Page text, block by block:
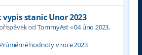
vypis stanic Unor 2023
od TommyAst«04 úno 2023,
Průměrné hodnoty v roce 2023